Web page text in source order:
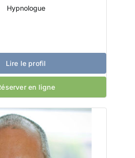
Hypnologue
Lire le profil
en ligne